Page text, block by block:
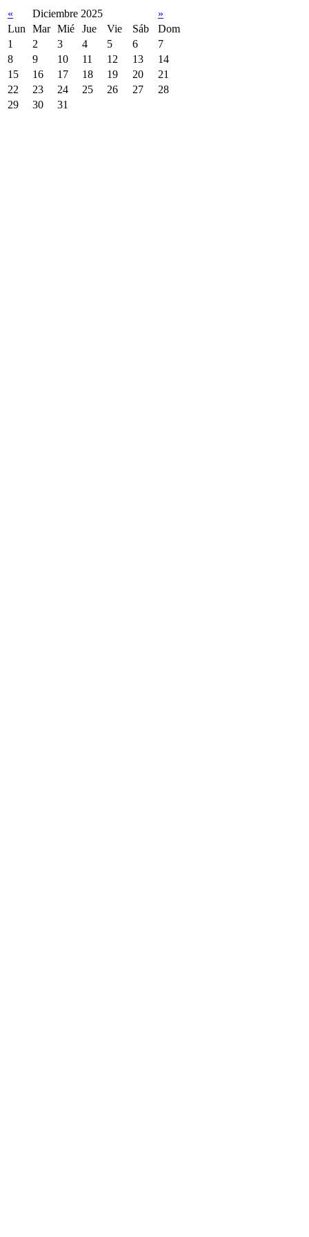
« Diciembre 2025
»
Lun
Mar Mié Jue Vie Sáb
Dom
1
2 3 4 5 6
7
8
9 10 11 12 13
14
15
16 17 18 19 20
21
22
23 24 25 26 27
28
29
30 31